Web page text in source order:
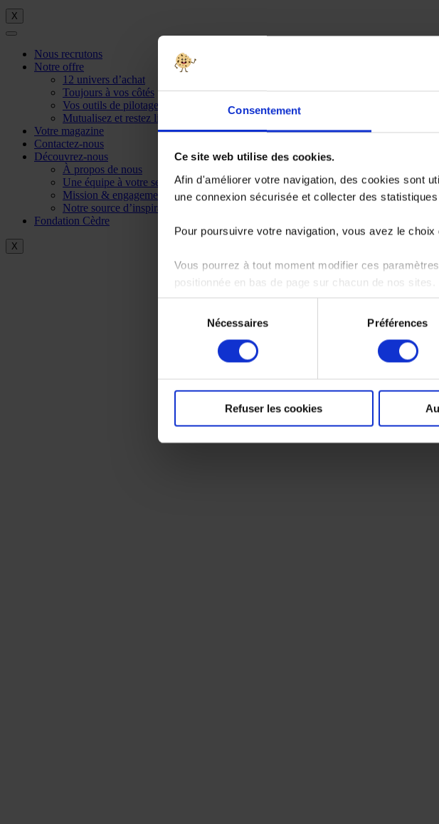
Consentement
Ce site web utilise des cookies.
Afin d'améliorer votre navigation, des cookies sont
une connexion sécurisée et collecter des
Pour poursuivre votre navigation, vous avez le
Vous pourrez à tout moment modifier ces
positionnée en bas de page sur chacun de nos sites.
Pour en savoir plus sur notre politique de protection
consentement
Nécessaires Préférences
Refuser les cookies
X
Nous recrutons
Notre offre
12 univers d’achat
Toujours à vos côtés
Vos outils de pilotage
Mutualisez et restez libre
Votre magazine
Contactez-nous
Découvrez-nous
À propos de nous
Une équipe à votre service
Mission & engagements
Notre source d’inspiration
Fondation Cèdre
X